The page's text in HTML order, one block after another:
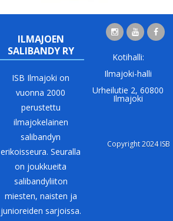
ILMAJOEN
SALIBANDY RY
ISB Ilmajoki on
vuonna 2000
perustettu
ilmajokelainen
salibandyn
erikoisseura. Seuralla
on joukkueita
salibandyliiton
miesten, naisten ja
junioreiden sarjoissa.
Kotihalli:
Ilmajoki-halli
Urheilutie 2, 60800
Ilmajoki
Copyright 2024 ISB